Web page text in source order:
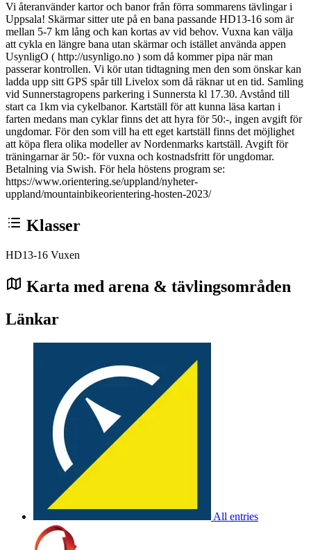
Vi återanvänder kartor och banor från förra sommarens tävlingar i
Uppsala! Skärmar sitter ute på en bana passande HD13-16 som är
mellan 5-7 km lång och kan kortas av vid behov. Vuxna kan välja
att cykla en längre bana utan skärmar och istället använda appen
UsynligO ( http://usynligo.no ) som då kommer pipa när man
passerar kontrollen. Vi kör utan tidtagning men den som önskar kan
ladda upp sitt GPS spår till Livelox som då räknar ut en tid. Samling
vid Sunnerstagropens parkering i Sunnersta kl 17.30. Avstånd till
start ca 1km via cykelbanor. Kartställ för att kunna läsa kartan i
farten medans man cyklar finns det att hyra för 50:-, ingen avgift för
ungdomar. För den som vill ha ett eget kartställ finns det möjlighet
att köpa flera olika modeller av Nordenmarks kartställ. Avgift för
träningarnar är 50:- för vuxna och kostnadsfritt för ungdomar.
Betalning via Swish. För hela höstens program se:
https://www.orientering.se/uppland/nyheter-
uppland/mountainbikeorientering-hosten-2023/
Klasser
HD13-16 Vuxen
Karta med arena & tävlingsområden
Länkar
All entries